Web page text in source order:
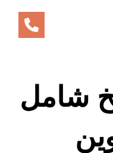
شامل